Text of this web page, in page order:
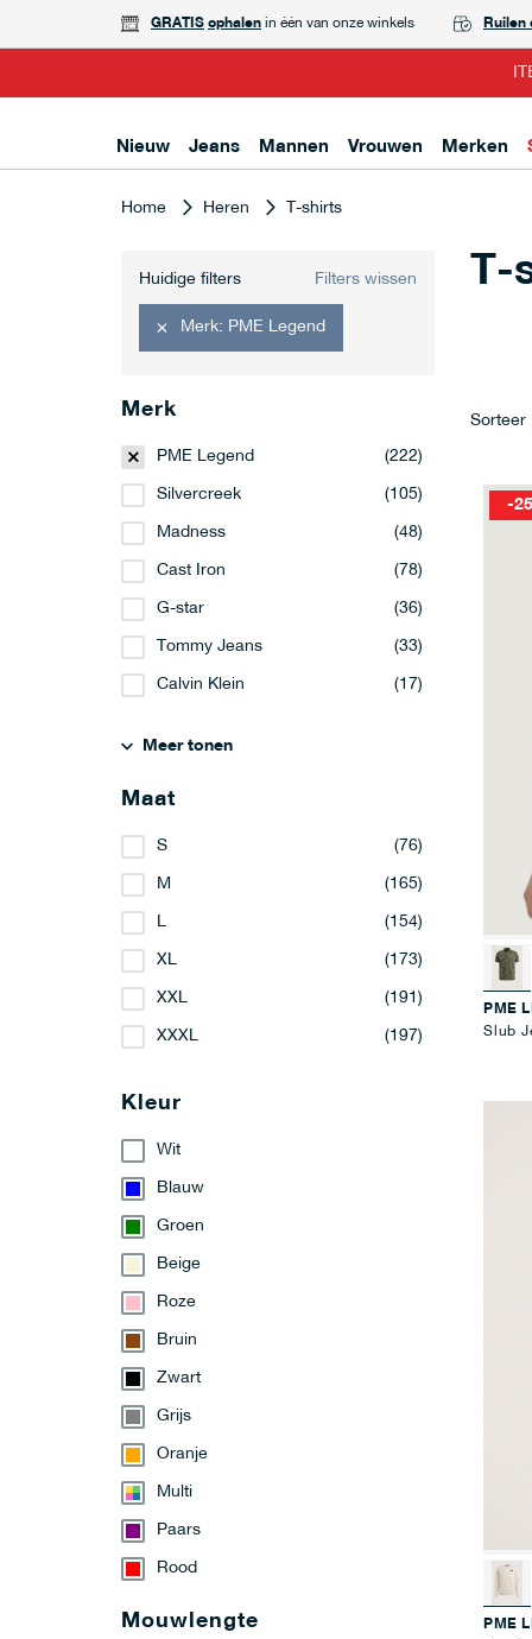
GRATIS ophalen in één van onze winkels Ruilen
Nieuw Jeans Mannen Vrouwen Merken
Home Heren T-shirts
T-
Sorteer
-
PME
Slub
PME
Huidige filters
Merk PME Legend
Filters wissen
Merk
PME Legend (222)
Silvercreek (105)
Madness (48)
Cast Iron (78)
G-star (36)
Tommy Jeans (33)
Calvin Klein (17)
Meer tonen
Maat
S (76)
M (165)
L (154)
XL (173)
XXL (191)
XXXL (197)
Kleur
Wit
Blauw
Groen
Beige
Roze
Bruin
Zwart
Grijs
Oranje
Multi
Paars
Rood
Mouwlengte